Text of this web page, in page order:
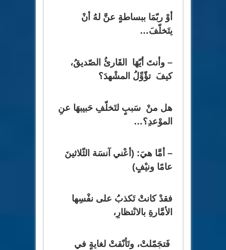
أوْ ربّمَا ببساطةٍ عنَّ لهُ أنْ
يتَخلّفَ…
– وأنتَ أيّهَا القَارئُ الصّديقُ،
كيفَ تؤّوِّلُ المشْهدَ؟
هل منْ سَببٍ لتَخلّفِ حَبيبهَا عنِ
الموْعدِ؟…
– أمَّا هيَ: (أعْني آنسَة الثّلاثينَ
عامًا ونيْفٍ)
فقدْ كانتْ تَكذبُ على نفْسِها
الأمَّارةِ بالانْتظارِ،
فَتجَمّلتْ، وتَأنّقتْ لغايةٍ في